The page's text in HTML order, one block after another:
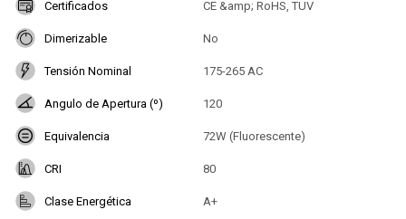
Certificados CE &amp; RoHS, TUV
Dimerizable No
Tensión Nominal 175-265 AC
Angulo de Apertura (º) 120
Equivalencia 72W (Fluorescente)
CRI 80
Clase Energética A+